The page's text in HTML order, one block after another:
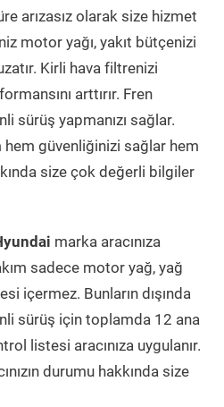
arızasız olarak size hizmet
motor yağı, yakıt bütçenizi
Kirli hava filtrenizi
arttırır. Fren
sürüş yapmanızı sağlar.
hem güvenliğinizi sağlar hem
size çok değerli bilgiler
marka aracınıza
sadece motor yağ, yağ
içermez. Bunların dışında
sürüş için toplamda 12 ana
listesi aracınıza uygulanır.
durumu hakkında size